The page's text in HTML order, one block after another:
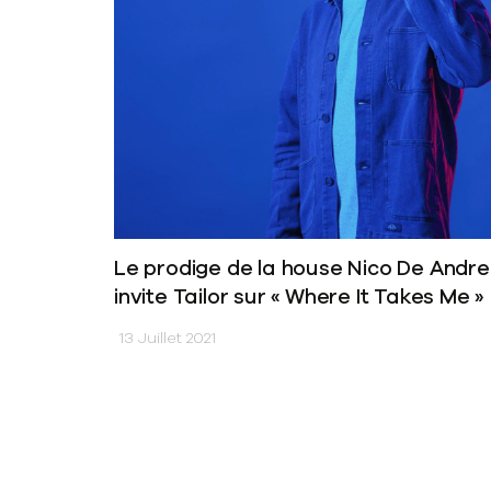
Le prodige de la house Nico De
invite Tailor sur « Where It Takes Me »
13 Juillet 2021